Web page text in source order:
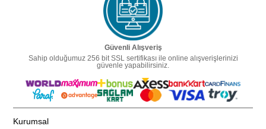
Güvenli Alışveriş
Sahip olduğumuz 256 bit SSL sertifikası ile online alışverişlerinizi
güvenle yapabilirsiniz.
Kurumsal